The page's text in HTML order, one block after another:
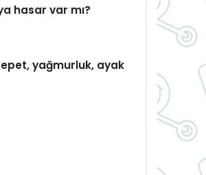
hasar var mı?
yağmurluk, ayak